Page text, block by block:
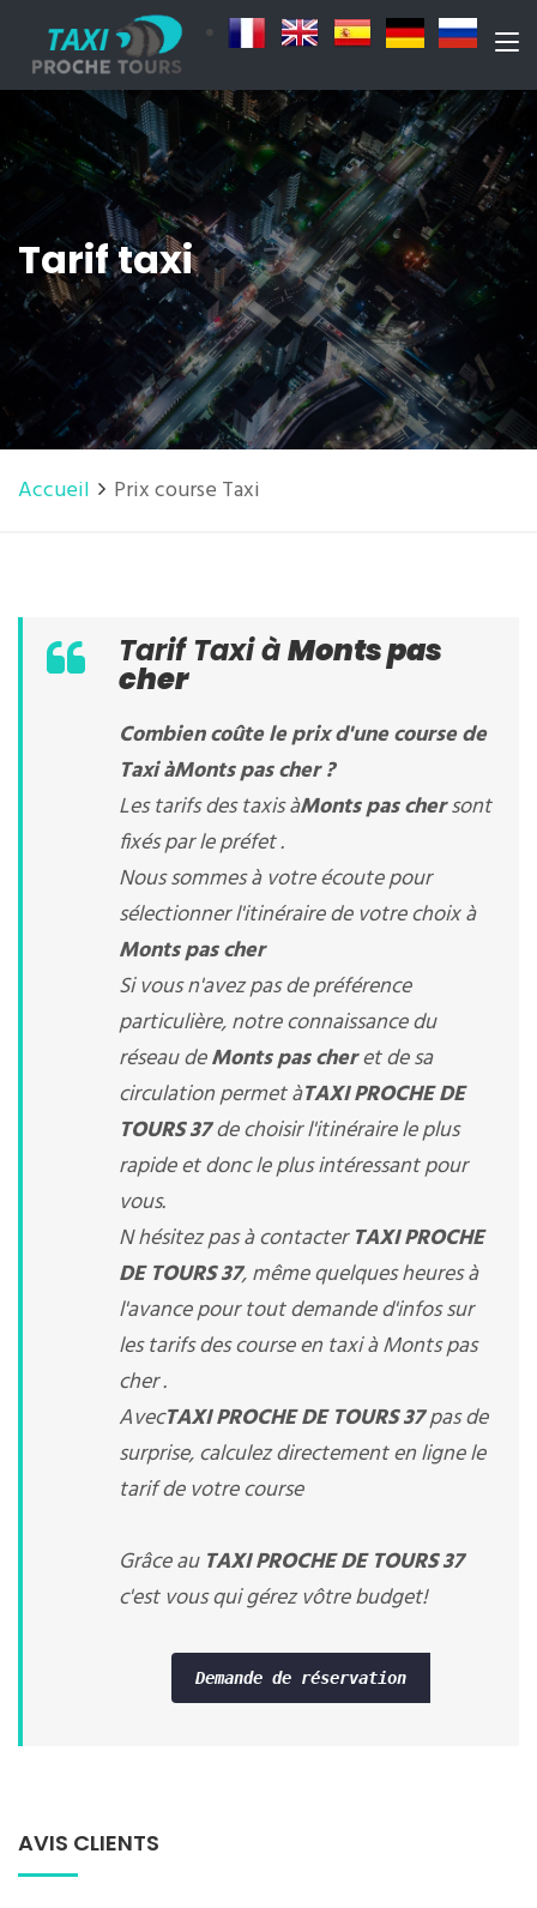
Tarif taxi
Accueil Prix course Taxi
Tarif Taxi àMonts pas
cher
Combien coûte le prix d'une course de
Taxi àMonts pas cher?
Les tarifs des taxis àMonts pas chersont
fixés par le préfet .
Nous sommes à votre écoute pour
sélectionner l'itinéraire de votre choix à
Monts pas cher
Si vous n'avez pas de préférence
particulière, notre connaissance du
réseau deMonts pas cheret de sa
circulation permet àTAXI PROCHE DE
TOURS 37de choisir l'itinéraire le plus
rapide et donc le plus intéressant pour
vous.
N hésitez pas à contacterTAXI PROCHE
DE TOURS 37, même quelques heures à
l'avance pour tout demande d'infos sur
les tarifs des course en taxi à Monts pas
cher .
AvecTAXI PROCHE DE TOURS 37pas de
surprise, calculez directement en ligne le
tarif de votre course
Grâce au TAXI PROCHE DE TOURS 37
c'est vous qui gérez vôtre budget!
Demande de réservation
AVIS CLIENTS